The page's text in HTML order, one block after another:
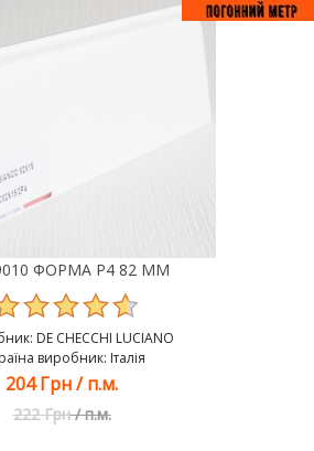
ФОРМА Р4 82 ММ
DE CHEСCHI LUCIANO
виробник: Італія
204 Грн/п.м.
222 Грн /п.м.